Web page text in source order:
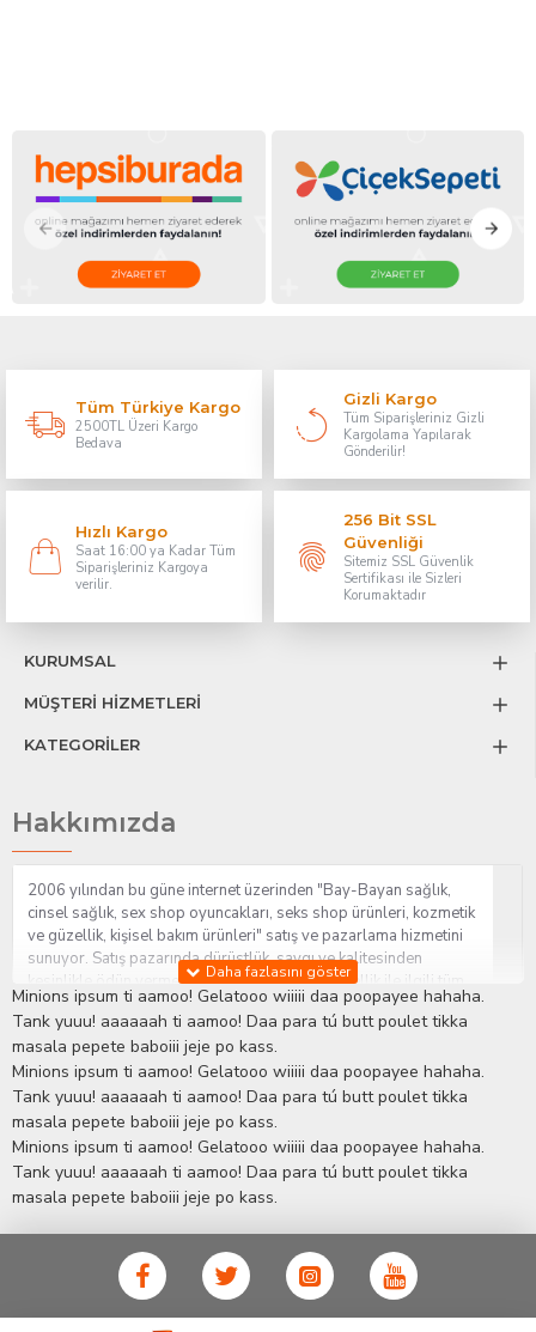
Tüm Türkiye Kargo
2500TL Üzeri Kargo
Bedava
Gizli Kargo
Tüm Siparişleriniz Gizli
Kargolama Yapılarak
Gönderilir!
Hızlı Kargo
Saat 16:00 ya Kadar Tüm
Siparişleriniz Kargoya
verilir.
256 Bit SSL
Güvenliği
Sitemiz SSL Güvenlik
Sertifikası ile Sizleri
Korumaktadır
KURUMSAL
MÜŞTERİ HİZMETLERİ
KATEGORİLER
Hakkımızda
2006 yılından bu güne internet üzerinden "Bay-Bayan sağlık,
cinsel sağlık, sex shop oyuncakları, seks shop ürünleri, kozmetik
ve güzellik, kişisel bakım ürünleri" satış ve pazarlama hizmetini
sunuyor. Satış pazarında dürüstlük, saygı ve kalitesinden
kesinlikle ödün vermeden hizmet sağlık ve güzellik ile ilgili tüm
sorularınıza anında cevap verebilen Yetkin ve uzman kadrosu ile
ihtiyaçlarınızı en uygun fiyat ve taksit seçenekleriyle karşılıyor.
İstanbul beylikdüzü Erotik Shop sitemizde insan odaklı çalışma
stratejimiz ile müşterilerimizin yaşamlarında mutlu, sağlıklı ve
bakımlı olmaları için onlara sağlık ve güzellik danışmanlığı
sağlıyoruz.Sex ShopAlışveriş sitemiz Erotik Shop sektöründeki
gelişmeleri ve yenilikleri çok yakından takip etmesi, yaklaşık
5000'e yakın geniş ürün yelpazesi ile Türkiye'de bu sektörde
kendi alanımızda en geniş ürün gurubuna sahip ender
mağazalardan biri olması, müşteri memnuniyetini her zaman ön
planda tutan yaklaşımcı ve yenilikçi servislerin geliştirilmesi
konusundaki becerileri ile kendisine Cinsel Ürün hayatında lider
ve kalıcı bir yer edinmiştir.
Minions ipsum ti aamoo! Gelatooo wiiiii daa poopayee hahaha.
Tank yuuu! aaaaaah ti aamoo! Daa para tú butt poulet tikka
masala pepete baboiii jeje po kass.
Minions ipsum ti aamoo! Gelatooo wiiiii daa poopayee hahaha.
Tank yuuu! aaaaaah ti aamoo! Daa para tú butt poulet tikka
masala pepete baboiii jeje po kass.
Minions ipsum ti aamoo! Gelatooo wiiiii daa poopayee hahaha.
Tank yuuu! aaaaaah ti aamoo! Daa para tú butt poulet tikka
masala pepete baboiii jeje po kass.